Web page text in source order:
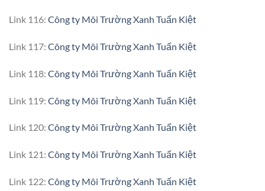
Link 116: Công ty Môi Trường Xanh Tuấn Kiệt
Link 117: Công ty Môi Trường Xanh Tuấn Kiệt
Link 118: Công ty Môi Trường Xanh Tuấn Kiệt
Link 119: Công ty Môi Trường Xanh Tuấn Kiệt
Link 120: Công ty Môi Trường Xanh Tuấn Kiệt
Link 121: Công ty Môi Trường Xanh Tuấn Kiệt
Link 122: Công ty Môi Trường Xanh Tuấn Kiệt